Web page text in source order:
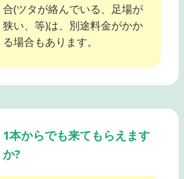
合(ツタが絡んでいる、足場が
狭い、等)は、別途料金がかか
る場合もあります。
1本からでも来てもらえます
か?